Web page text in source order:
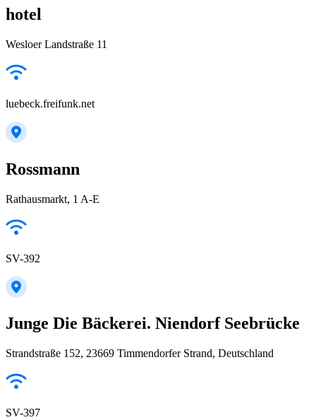
hotel
Wesloer Landstraße 11
luebeck.freifunk.net
Rossmann
Rathausmarkt, 1 A-E
SV-392
Junge Die Bäckerei. Niendorf Seebrücke
Strandstraße 152, 23669 Timmendorfer Strand, Deutschland
SV-397